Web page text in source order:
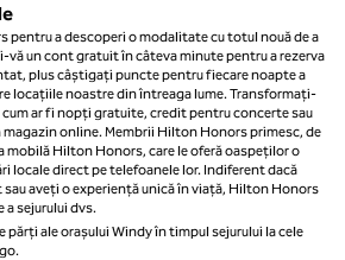
pentru a descoperi o modalitate cu totul nouă de a
vă un cont gratuit în câteva minute pentru a rezerva
plus câștigați puncte pentru fiecare noapte a
locațiile noastre din întreaga lume. Transformați-
ar fi nopți gratuite, credit pentru concerte sau
online. Membrii Hilton Honors primesc, de
mobilă Hilton Honors, care le oferă oaspeților o
locale direct pe telefoanele lor. Indiferent dacă
aveți o experiență unică în viață, Hilton Honors
a sejurului dvs.
părți ale orașului Windy în timpul sejurului la cele